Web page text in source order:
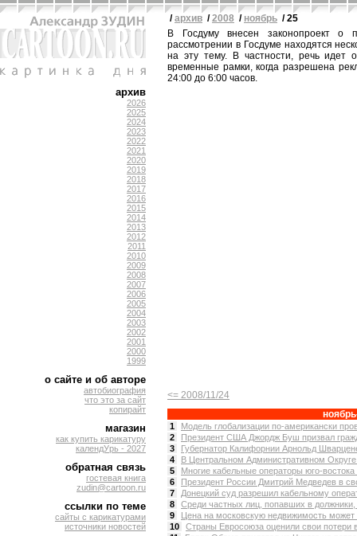
архив
2026
2025
2024
2023
2022
2021
2020
2019
2018
2017
2016
2015
2014
2013
2012
2011
2010
2009
2008
2007
2006
2005
2004
2003
2002
2001
2000
1999
о сайте и об авторе
автобиография
что это за сайт
копирайт
магазин
как купить карикатуру
календУрь - 2027
обратная связь
гостевая книга
zudin@cartoon.ru
ссылки по теме
сайты с карикатурами
источники новостей
/архив /2008 / ноябрь / 25
В Госдуму внесен законопроект
рассмотрении в Госдуме находятся
на эту тему. В частности, речь идет
временные рамки, когда разрешена
24:00 до 6:00 часов.
<= 2008/11/24
1
Модель глобализации по-американски
2
Президент США Джордж Буш призвал
3
Губернатор Калифорнии Арнольд
4
В Центральном Административном
5
Многие кабельные операторы юго-
6
Президент России Дмитрий Медведев в
7
Донецкий суд разрешил кабельному
8
Среди частных лиц, попавших в
9
Цена на московскую недвижимость может
10
Страны Евросоюза оценили свои